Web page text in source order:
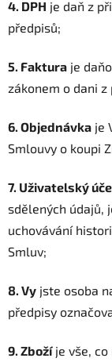
4. DPH je daň z
předpisů;
5. Faktura je
zákonem o dani z
6. Objednávka je
Smlouvy o koupi
7. Uživatelský
sdělených údajů,
uchovávání
Smluv;
8. Vy jste osoba
předpisy
9. Zbožíje vše, co